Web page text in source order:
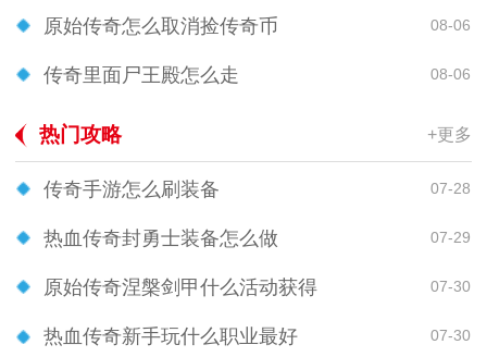
原始传奇怎么取消捡传奇币 08-06
传奇里面尸王殿怎么走 08-06
热门攻略 +更多
传奇手游怎么刷装备 07-28
热血传奇封勇士装备怎么做 07-29
原始传奇涅槃剑甲什么活动获得 07-30
热血传奇新手玩什么职业最好 07-30